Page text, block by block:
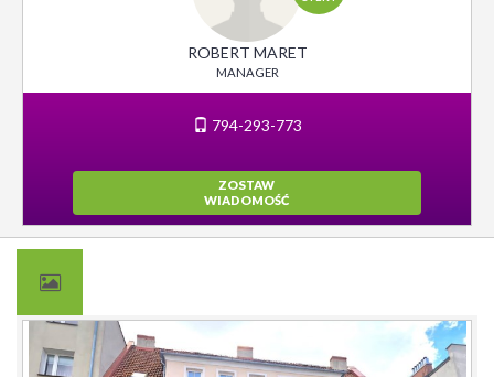
ROBERT MARET
MANAGER
794-293-773
ZOSTAW
WIADOMOŚĆ